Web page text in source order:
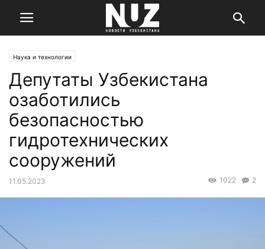
Наука и технологии
Депутаты Узбекистана
озаботились
безопасностью
гидротехнических
сооружений
11.05.2023 2
1022